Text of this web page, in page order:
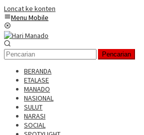
Loncat ke konten
Menu Mobile
Pencarian
BERANDA
ETALASE
MANADO
NASIONAL
SULUT
NARASI
SOCIAL